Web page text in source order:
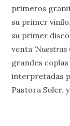
primeros
su primer
su primer
venta ‘Nuestras
grandes
interpretadas
Pastora Soler.